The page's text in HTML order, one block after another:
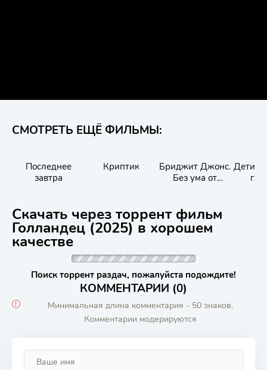
СМОТРЕТЬ ЕЩЁ ФИЛЬМЫ:
Последнее
завтра
Криптик
Бриджит Джонс.
Без ума от
Дети с
Скачать через торрент фильм
Голландец (2025) в хорошем
качестве
Поиск торрент раздач, пожалуйста подождите!
КОММЕНТАРИИ (0)
Минимальная длина комментария - 50 знаков.
Комментарии модерируются